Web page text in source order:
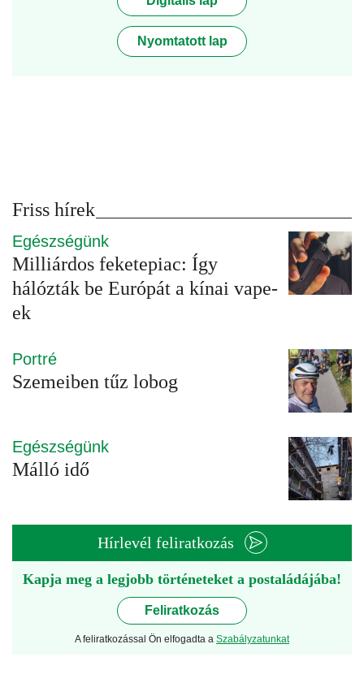
Nyomtatott lap
Friss hírek
Egészségünk
Milliárdos feketepiac: Így
hálózták be Európát a kínai vape-
ek
Portré
Szemeiben tűz lobog
Egészségünk
Málló idő
Hírlevél feliratkozás
Kapja meg a legjobb történeteket a postaládájába!
Feliratkozás
A feliratkozással Ön elfogadta a Szabályzatunkat